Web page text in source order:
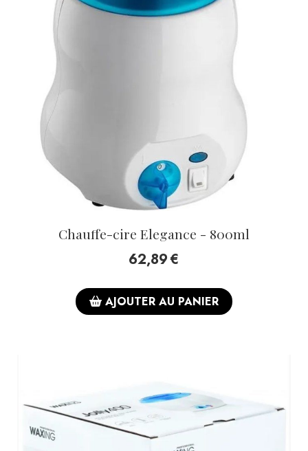
Chauffe-cire Elegance - 800ml
62,89€
AJOUTER AU PANIER